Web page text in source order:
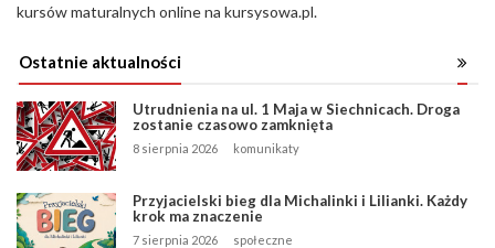
kursów maturalnych online na kursysowa.pl.
Ostatnie aktualności
Utrudnienia na ul. 1 Maja w Siechnicach. Droga
zostanie czasowo zamknięta
8 sierpnia 2026 komunikaty
Przyjacielski bieg dla Michalinki i Lilianki. Każdy
krok ma znaczenie
7 sierpnia 2026 społeczne